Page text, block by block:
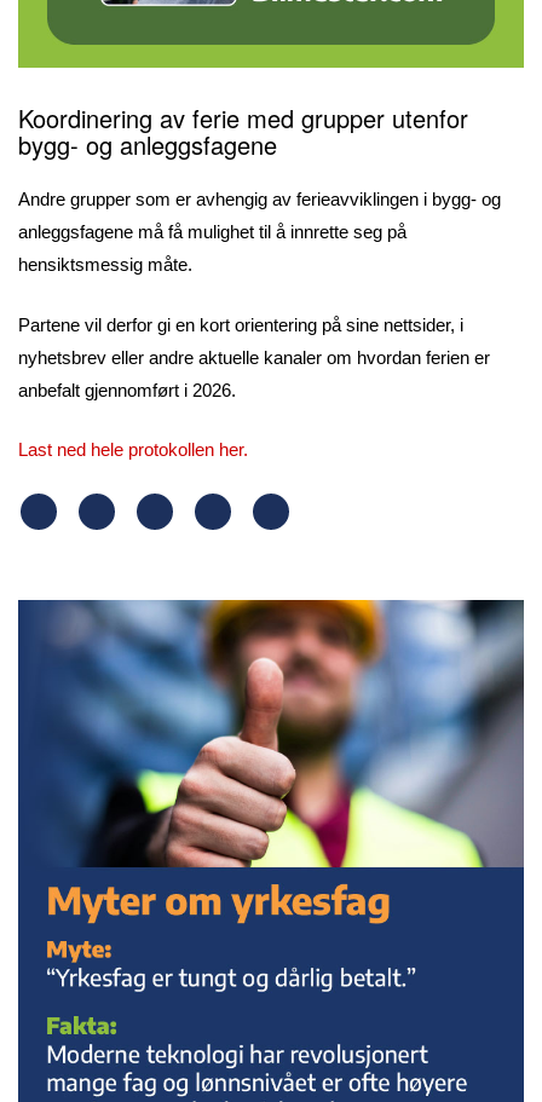
Koordinering av ferie med grupper utenfor
bygg- og anleggsfagene
Andre grupper som er avhengig av ferieavviklingen i bygg- og
anleggsfagene må få mulighet til å innrette seg på
hensiktsmessig måte.
Partene vil derfor gi en kort orientering på sine nettsider, i
nyhetsbrev eller andre aktuelle kanaler om hvordan ferien er
anbefalt gjennomført i 2026.
Last ned hele protokollen her.